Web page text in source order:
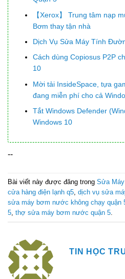
【Xerox】 Trung tâm nạp
Bơm thay tận nhà
Dịch Vụ Sửa Máy Tính
Cách dùng Copiosus P2P
10
Mời tải InsideSpace, tựa
đang miễn phí cho cả
Tắt Windows Defender
Windows 10
--
Bài viết này được đăng trong Sửa
cửa hàng điện lạnh q5 dịch vụ sửa
sửa máy bơm nước không chạy quận
5 thợ sửa máy bơm nước quận 5
TIN HỌC